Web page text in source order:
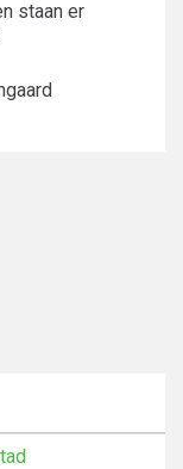
staan er